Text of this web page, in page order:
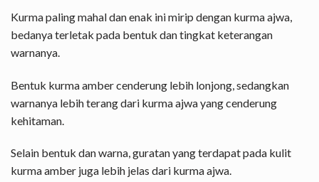
Kurma paling mahal dan enak ini mirip dengan kurma ajwa,
bedanya terletak pada bentuk dan tingkat keterangan
warnanya.
Bentuk kurma amber cenderung lebih lonjong, sedangkan
warnanya lebih terang dari kurma ajwa yang cenderung
kehitaman.
Selain bentuk dan warna, guratan yang terdapat pada kulit
kurma amber juga lebih jelas dari kurma ajwa.